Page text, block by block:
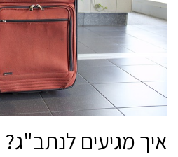
איך מגיעים לנתב"ג?